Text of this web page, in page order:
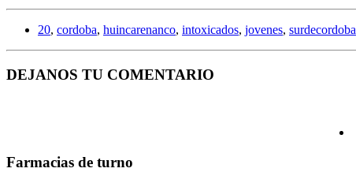
20, cordoba, huincarenanco, intoxicados, jovenes, surdecordoba
DEJANOS TU COMENTARIO
Farmacias de turno